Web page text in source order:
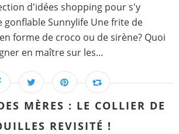
d'idées shopping pour s'y
gonflable Sunnylife Une frite de
forme de croco ou de sirène? Quoi
en maître sur les...
MÈRES : LE COLLIER DE
REVISITÉ !